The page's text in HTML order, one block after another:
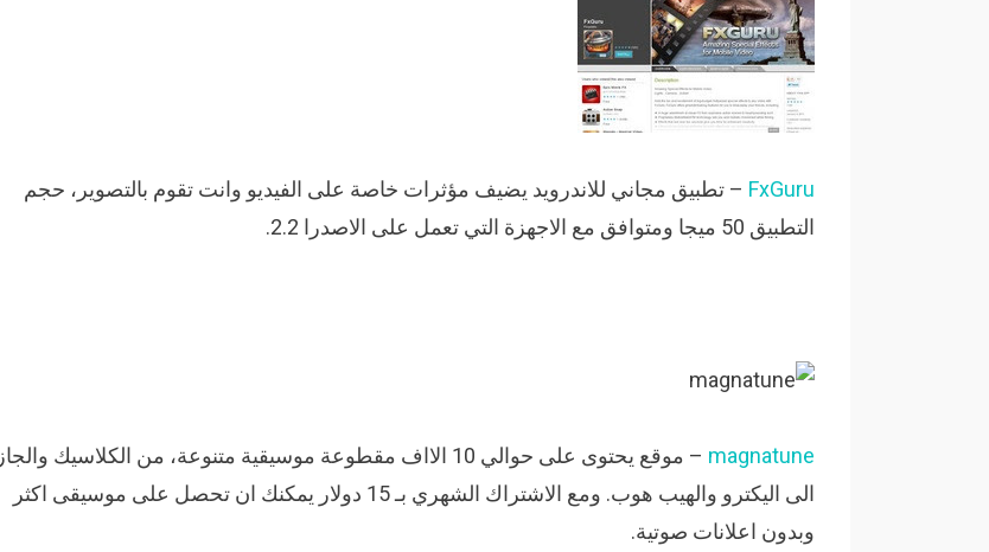
FxGuru – تطبيق مجاني للاندرويد يضيف مؤثرات خاصة على الفيديو وانت تقوم بالتصوير، حجم
التطبيق 50 ميجا ومتوافق مع الاجهزة التي تعمل على الاصدرا 2.2.
magnatune
– موقع يحتوى على حوالي 10 الااف مقطوعة موسيقية متنوعة، من الكلاسيك والجاز
الى اليكترو والهيب هوب. ومع الاشتراك الشهري بـ 15 دولار يمكنك ان تحصل على موسيقى اكثر
وبدون اعلانات صوتية.